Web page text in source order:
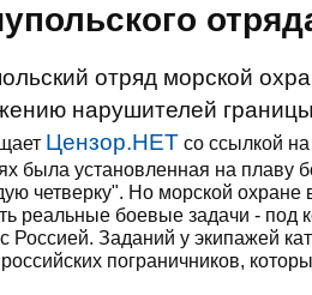
отряд морской
нарушителей
Цензор.НЕТ со ссылкой на
была установленная на плаву
четверку". Но морской охране
реальные боевые задачи - под
Россией. Заданий у экипажей
российских пограничников,